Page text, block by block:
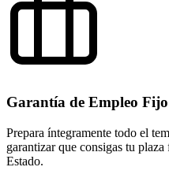
Garantía de Empleo
Prepara íntegramente todo el
garantizar que consigas tu
Estado.